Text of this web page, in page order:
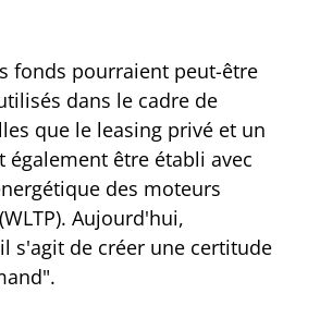
fonds pourraient peut-être
dans le cadre de
que le leasing privé et un
également être établi avec
des moteurs
Aujourd'hui,
s'agit de créer une certitude